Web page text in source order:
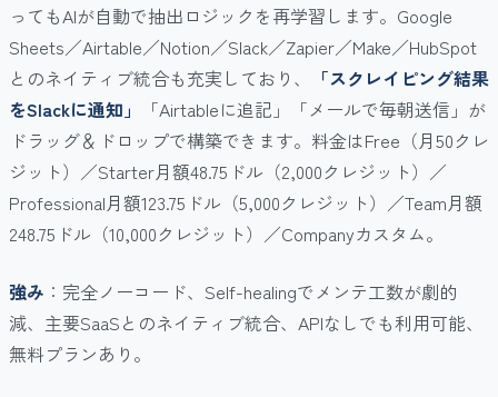
ってもAIが自動で抽出ロジックを再学習します。Google
Sheets／Airtable／Notion／Slack／Zapier／Make／HubSpot
とのネイティブ統合も充実しており、
「スクレイピング結果
をSlackに通知」
「Airtableに追記」「メールで毎朝送信」が
ドラッグ＆ドロップで構築できます。料金はFree（月50クレ
ジット）／Starter月額48.75ドル（2,000クレジット）／
Professional月額123.75ドル（5,000クレジット）／Team月額
248.75ドル（10,000クレジット）／Companyカスタム。
強み ：完全ノーコード、Self-healingでメンテ工数が劇的
減、主要SaaSとのネイティブ統合、APIなしでも利用可能、
無料プランあり。